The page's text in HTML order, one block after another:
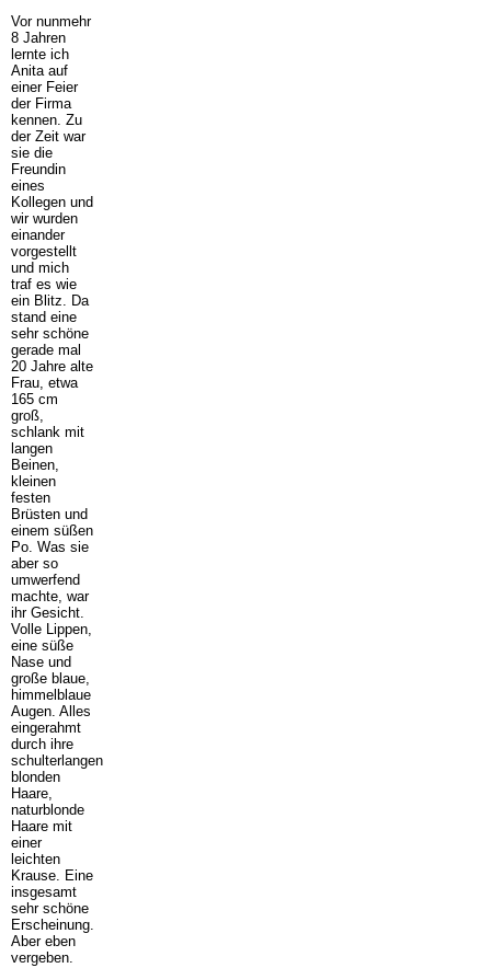
Vor nunmehr
8 Jahren
lernte ich
Anita auf
einer Feier
der Firma
kennen. Zu
der Zeit war
sie die
Freundin
eines
Kollegen und
wir wurden
einander
vorgestellt
und mich
traf es wie
ein Blitz. Da
stand eine
sehr schöne
gerade mal
20 Jahre alte
Frau, etwa
165 cm
groß,
schlank mit
langen
Beinen,
kleinen
festen
Brüsten und
einem süßen
Po. Was sie
aber so
umwerfend
machte, war
ihr Gesicht.
Volle Lippen,
eine süße
Nase und
große blaue,
himmelblaue
Augen. Alles
eingerahmt
durch ihre
schulterlangen
blonden
Haare,
naturblonde
Haare mit
einer
leichten
Krause. Eine
insgesamt
sehr schöne
Erscheinung.
Aber eben
vergeben.